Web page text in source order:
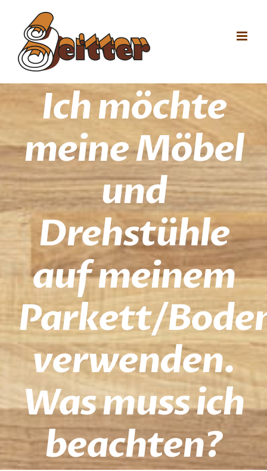
springen
Ich möchte
meine Möbel
und
Drehstühle
auf meinem
Parkett/
verwenden.
Was muss ich
beachten?